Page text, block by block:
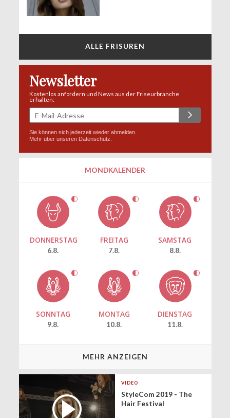
ALLE FRISUREN
Newsletter
Kostenlos anfordern und News aus der Friseurbranche
erhalten:
Sie können sich jederzeit wieder abmelden.
Mehr über unseren Datenschutz.
MONDKALENDER
DONNERSTAG
6.8.
FREITAG
7.8.
SAMSTAG
8.8.
SONNTAG
9.8.
MONTAG
10.8.
DIENSTAG
11.8.
MEHR ANZEIGEN
VIDEO
StyleCom 2019 - The
Hair Festival